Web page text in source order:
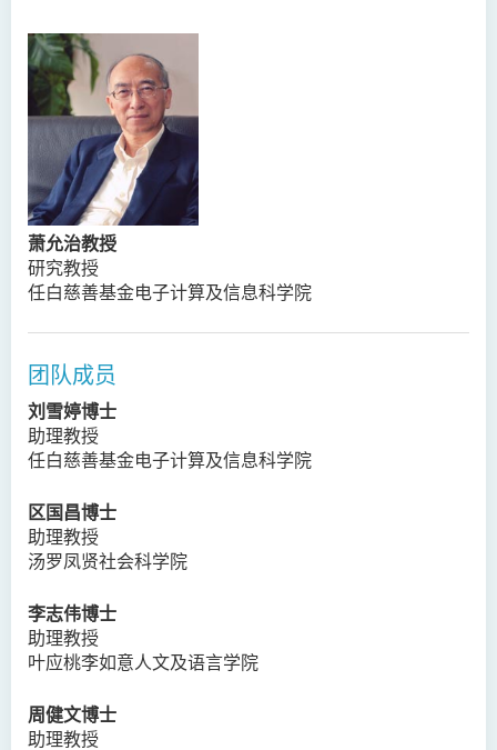
萧允治教授
研究教授
任白慈善基金电子计算及信息科学院
团队成员
刘雪婷博士
助理教授
任白慈善基金电子计算及信息科学院
区国昌博士
助理教授
汤罗凤贤社会科学院
李志伟博士
助理教授
叶应桃李如意人文及语言学院
周健文博士
助理教授